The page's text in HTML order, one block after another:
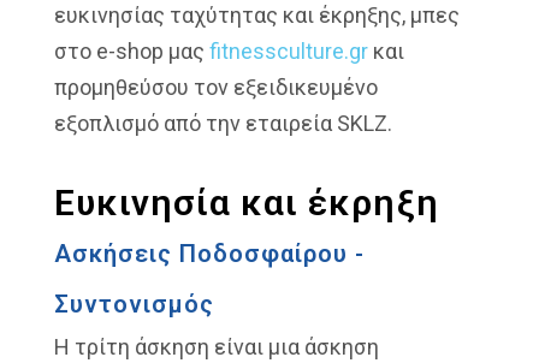
ευκινησίας ταχύτητας και έκρηξης, μπες
στο e-shop μας fitnessculture.gr και
προμηθεύσου τον εξειδικευμένο
εξοπλισμό από την εταιρεία SKLZ.
Ευκινησία και έκρηξη
Ασκήσεις Ποδοσφαίρου -
Συντονισμός
Η τρίτη άσκηση είναι μια άσκηση